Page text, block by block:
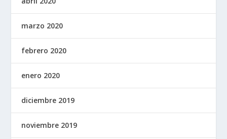
marzo 2020
febrero 2020
enero 2020
diciembre 2019
noviembre 2019